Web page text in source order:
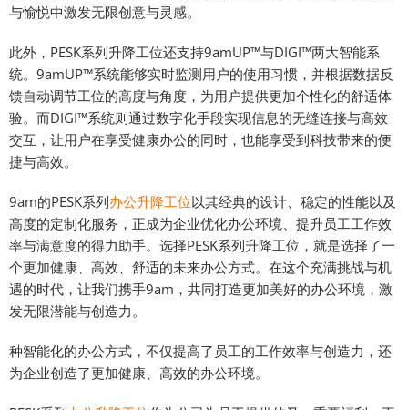
与愉悦中激发无限创意与灵感。
此外，PESK系列升降工位还支持9amUP™与DIGI™两大智能系
统。9amUP™系统能够实时监测用户的使用习惯，并根据数据反
馈自动调节工位的高度与角度，为用户提供更加个性化的舒适体
验。而DIGI™系统则通过数字化手段实现信息的无缝连接与高效
交互，让用户在享受健康办公的同时，也能享受到科技带来的便
捷与高效。
9am的PESK系列办公升降工位以其经典的设计、稳定的性能以及
高度的定制化服务，正成为企业优化办公环境、提升员工工作效
率与满意度的得力助手。选择PESK系列升降工位，就是选择了一
个更加健康、高效、舒适的未来办公方式。在这个充满挑战与机
遇的时代，让我们携手9am，共同打造更加美好的办公环境，激
发无限潜能与创造力。
种智能化的办公方式，不仅提高了员工的工作效率与创造力，还
为企业创造了更加健康、高效的办公环境。